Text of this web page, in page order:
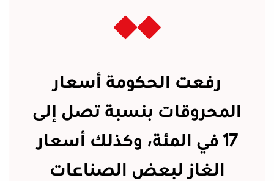
رفعت الحكومة أسعار
المحروقات بنسبة تصل إلى
17 في المئة، وكذلك أسعار
الغاز لبعض الصناعات